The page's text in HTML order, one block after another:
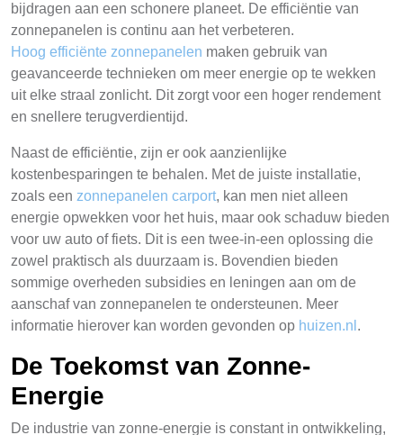
bijdragen aan een schonere planeet. De efficiëntie van
zonnepanelen is continu aan het verbeteren.
Hoog efficiënte zonnepanelen maken gebruik van
geavanceerde technieken om meer energie op te wekken
uit elke straal zonlicht. Dit zorgt voor een hoger rendement
en snellere terugverdientijd.
Naast de efficiëntie, zijn er ook aanzienlijke
kostenbesparingen te behalen. Met de juiste installatie,
zoals een zonnepanelen carport, kan men niet alleen
energie opwekken voor het huis, maar ook schaduw bieden
voor uw auto of fiets. Dit is een twee-in-een oplossing die
zowel praktisch als duurzaam is. Bovendien bieden
sommige overheden subsidies en leningen aan om de
aanschaf van zonnepanelen te ondersteunen. Meer
informatie hierover kan worden gevonden op huizen.nl .
De Toekomst van Zonne-
Energie
De industrie van zonne-energie is constant in ontwikkeling,